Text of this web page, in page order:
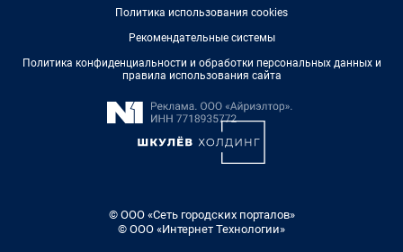
Политика использования cookies
Рекомендательные системы
Политика конфиденциальности и обработки персональных данных и
правила использования сайта
© ООО «Сеть городских порталов»
© ООО «Интернет Технологии»